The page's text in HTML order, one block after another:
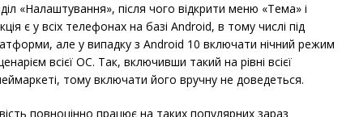
«Налаштування», після чого відкрити меню «Тема» і
є у всіх телефонах на базі Android, в тому числі під
але у випадку з Android 10 включати нічний режим
всієї ОС. Так, включивши такий на рівні всієї
тому включати його вручну не доведеться.
повноцінно працює на таких популярних зараз